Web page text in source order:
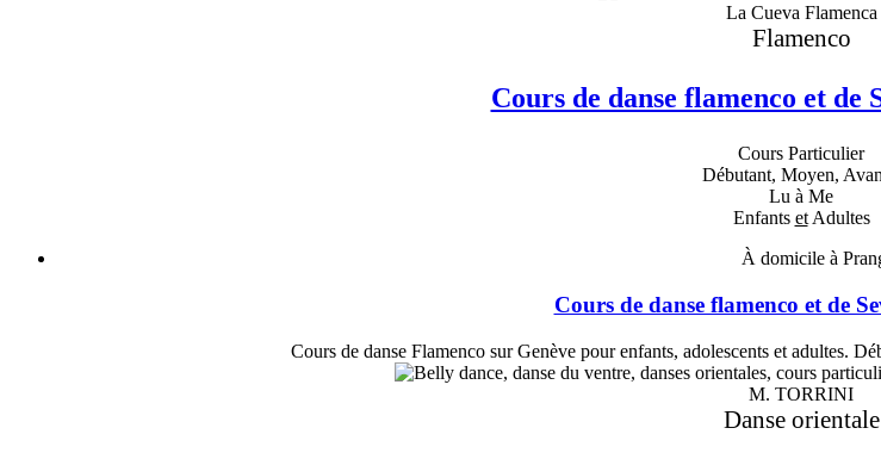
La Cueva Flamenca
Flamenco
Cours de danse flamenco et de
Cours Particulier
Débutant, Moyen,
Lu à Me
Enfants etAdultes
À domicile à
Cours de danse flamenco et de
Cours de danse Flamenco sur Genève pour enfants, adolescents et adultes.
M. TORRINI
Danse orientale